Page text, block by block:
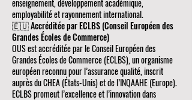
enseignement, développement académique,
employabilité et rayonnement international.
🇪🇺 Accréditée par ECLBS (Conseil Européen des
Grandes Écoles de Commerce)
OUS est accréditée par le Conseil Européen des
Grandes Écoles de Commerce (ECLBS), un organisme
européen reconnu pour l’assurance qualité, inscrit
auprès du CHEA (États-Unis) et de l’INQAAHE (Europe).
ECLBS promeut l’excellence et l’innovation dans